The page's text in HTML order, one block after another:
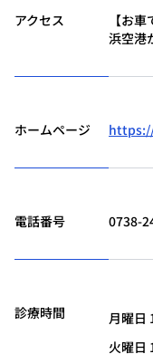
アクセス
【お
浜空港
ホームページ
電話番号 0738-
診療時間
月曜日
火曜日